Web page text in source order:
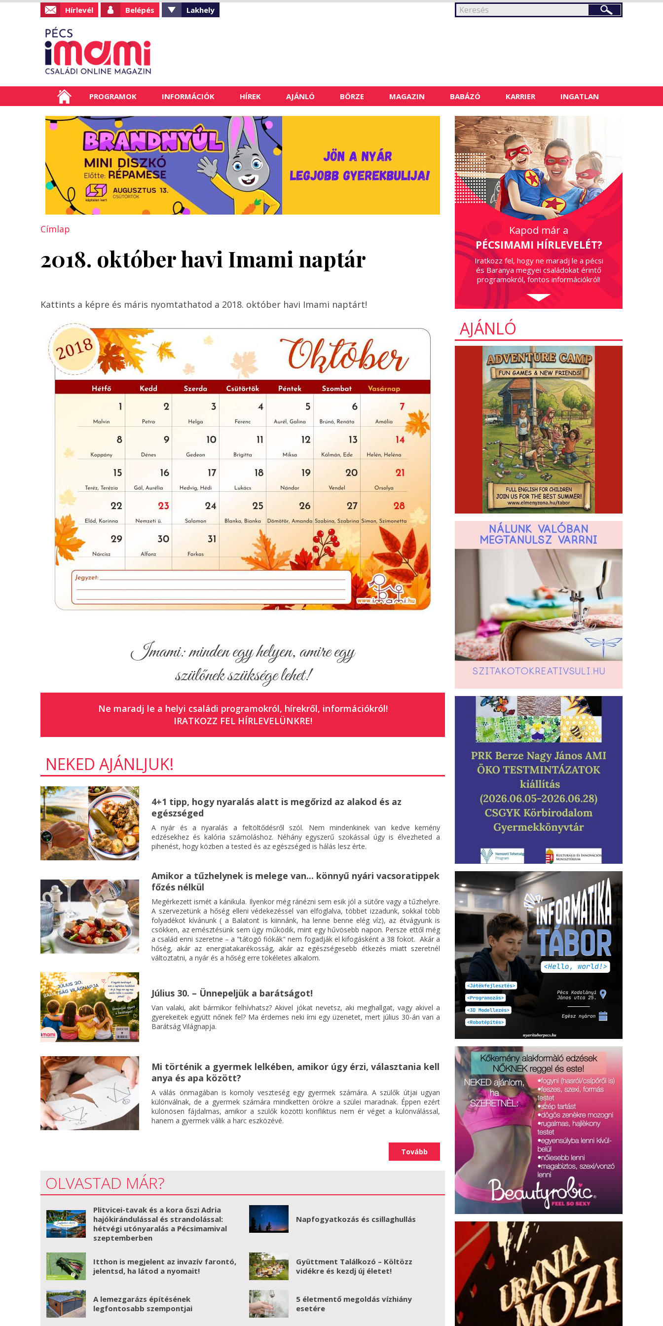
Hírlevél Belépés Lakhely
PROGRAMOK INFORMÁCIÓK HÍREK AJÁNLÓ BÖRZE MAGAZIN BABÁZÓ KARRIER INGATLAN
Címlap
2018. október havi Imami naptár
Kattints a képre és máris nyomtathatod a 2018. október havi Imami naptárt!
Imami: minden egy helyen, amire egy
szülőnek szüksége lehet!
Ne maradj le a helyi családi programokról, hírekről, információkról!
IRATKOZZ FEL HÍRLEVELÜNKRE!
NEKED AJÁNLJUK!
4+1 tipp, hogy nyaralás alatt is megőrizd az alakod és az
egészséged
A nyár és a nyaralás a feltöltődésről szól. Nem mindenkinek van kedve kemény
edzésekhez és kalória számoláshoz. Néhány egyszerű szokással úgy is élvezheted a
pihenést, hogy közben a tested és az egészséged is hálás lesz érte.
Amikor a tűzhelynek is melege van... könnyű nyári vacsoratippek
főzés nélkül
Megérkezett ismét a kánikula. Ilyenkor még ránézni sem esik jól a sütőre vagy a tűzhelyre.
A szervezetünk a hőség elleni védekezéssel van elfoglalva, többet izzadunk, sokkal több
folyadékot kívánunk ( a Balatont is kiinnánk, ha lenne benne elég víz), az étvágyunk is
csökken, az emésztésünk sem úgy működik, mint egy hűvösebb napon. Persze ettől még
a család enni szeretne – a "tátogó fiókák" nem fogadják el kifogásként a 38 fokot. Akár a
hőség, akár az energiatakarékosság, akár az egészségesebb étkezés miatt szeretnél
változtatni, a nyár és a hőség erre tökéletes alkalom.
Július 30. – Ünnepeljük a barátságot!
Van valaki, akit bármikor felhívhatsz? Akivel jókat nevetsz, aki meghallgat, vagy akivel a
gyerekeitek együtt nőnek fel? Ma érdemes neki írni egy üzenetet, mert július 30-án van a
Barátság Világnapja.
Mi történik a gyermek lelkében, amikor úgy érzi, választania kell
anya és apa között?
A válás önmagában is komoly veszteség egy gyermek számára. A szülők útjai ugyan
különválnak, de a gyermek számára mindketten örökre a szülei maradnak. Éppen ezért
különösen fájdalmas, amikor a szülők közötti konfliktus nem ér véget a különválással,
hanem a gyermek válik a harc eszközévé.
Tovább
OLVASTAD MÁR?
Plitvicei-tavak és a kora őszi Adria
hajókirándulással és strandolással:
hétvégi utónyaralás a Pécsimamival
szeptemberben
Napfogyatkozás és csillaghullás
Itthon is megjelent az invazív farontó,
jelentsd, ha látod a nyomait!
Gyüttment Találkozó – Költözz
vidékre és kezdj új életet!
A lemezgarázs építésének
legfontosabb szempontjai
5 életmentő megoldás vízhiány
esetére
Kapod már a
PÉCSIMAMI HÍRLEVELÉT?
Iratkozz fel, hogy ne maradj le a pécsi
és Baranya megyei családokat érintő
programokról, fontos információkról!
AJÁNLÓ